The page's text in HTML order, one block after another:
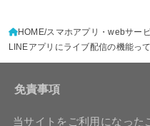
HOME スマホアプリ・webサー
LINEアプリにライブ配信の機能っ
免責事項
当サイトをご利用になった